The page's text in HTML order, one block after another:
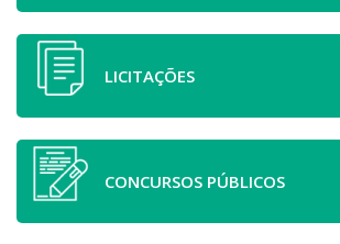
LICITAÇÕES
CONCURSOS PÚBLICOS